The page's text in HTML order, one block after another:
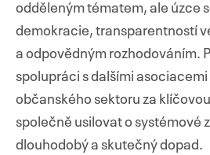
odděleným tématem, ale úzce
demokracie, transparentností
a odpovědným rozhodováním.
spolupráci s dalšími
občanského sektoru za
společně usilovat o systémové
dlouhodobý a skutečný dopad.